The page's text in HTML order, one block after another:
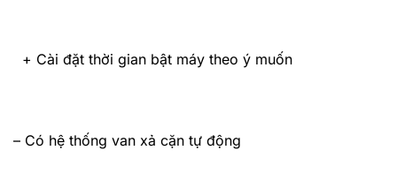
+ Cài đặt thời gian bật máy theo ý muốn
– Có hệ thống van xả cặn tự động